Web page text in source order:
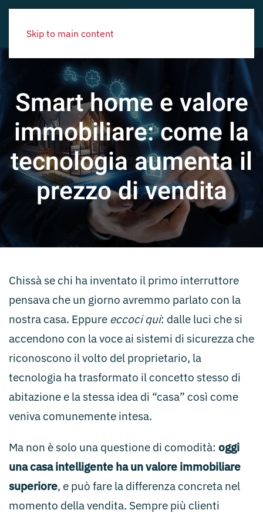
Skip to main content
Smart home e valore
immobiliare: come la
tecnologia aumenta il
prezzo di vendita
Chissà se chi ha inventato il primo interruttore
pensava che un giorno avremmo parlato con la
nostra casa. Eppure eccoci qui: dalle luci che si
accendono con la voce ai sistemi di sicurezza che
riconoscono il volto del proprietario, la
tecnologia ha trasformato il concetto stesso di
abitazione e la stessa idea di “casa” così come
veniva comunemente intesa.
Ma non è solo una questione di comodità: oggi
una casa intelligente ha un valore immobiliare
superiore, e può fare la differenza concreta nel
momento della vendita. Sempre più clienti